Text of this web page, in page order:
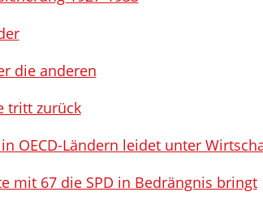
die anderen
tritt zurück
OECD-Ländern leidet unter
mit 67 die SPD in Bedrängnis bringt